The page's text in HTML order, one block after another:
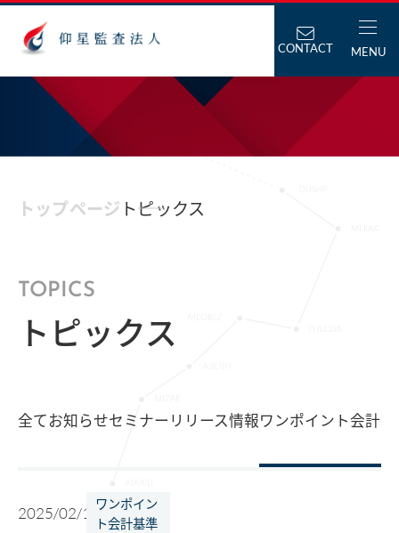
CONTACT MENU
トップページ トピックス
TOPICS
トピックス
全てお知らせセミナー リリース情報ワンポイント会計
2025/02/10
ワンポイン
ト会計基準